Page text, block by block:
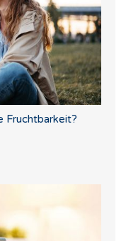
Fruchtbarkeit?